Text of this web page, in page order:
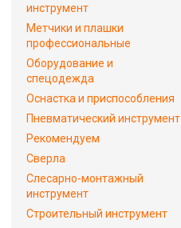
инструмент
Метчики и плашки
профессиональные
Оборудование и
спецодежда
Оснастка и приспособления
Пневматический инструмент
Рекомендуем
Сверла
Слесарно-монтажный
инструмент
Строительный инструмент